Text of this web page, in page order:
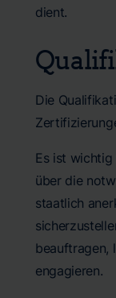
dient.
Die
Es ist wichtig
über die
staatlich
beauftragen,
engagieren.